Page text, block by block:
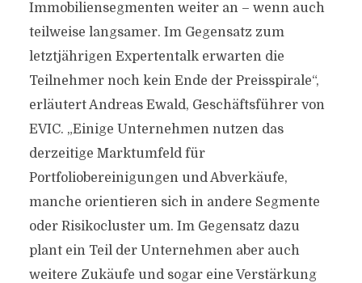
Immobiliensegmenten weiter an – wenn auch
teilweise langsamer. Im Gegensatz zum
letztjährigen Expertentalk erwarten die
Teilnehmer noch kein Ende der Preisspirale“,
erläutert Andreas Ewald, Geschäftsführer von
EVIC. „Einige Unternehmen nutzen das
derzeitige Marktumfeld für
Portfoliobereinigungen und Abverkäufe,
manche orientieren sich in andere Segmente
oder Risikocluster um. Im Gegensatz dazu
plant ein Teil der Unternehmen aber auch
weitere Zukäufe und sogar eine Verstärkung